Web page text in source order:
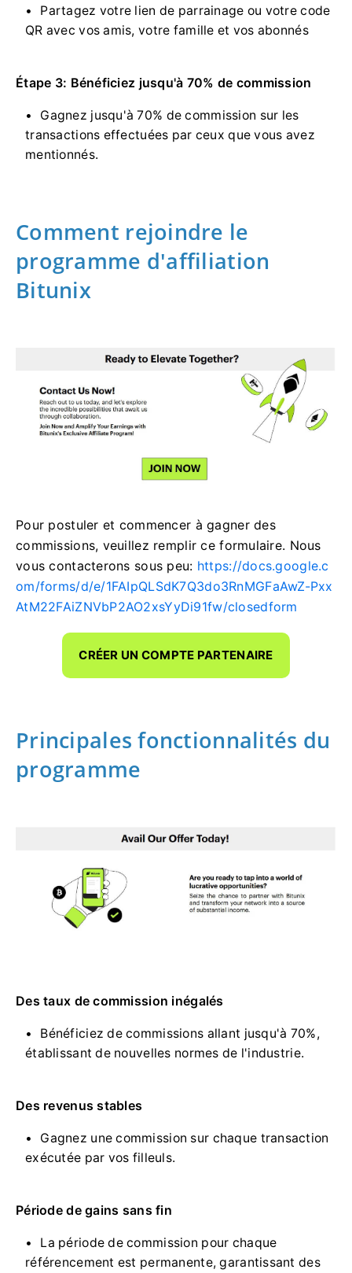
Partagez votre lien de parrainage ou votre code
QR avec vos amis, votre famille et vos abonnés
Étape 3: Bénéficiez jusqu'à 70% de commission
Gagnez jusqu'à 70% de commission sur les
transactions effectuées par ceux que vous avez
mentionnés.
Comment rejoindre le
programme d'affiliation
Bitunix
Pour postuler et commencer à gagner des
commissions, veuillez remplir ce formulaire. Nous
vous contacterons sous peu: https://docs.google.c
om/forms/d/e/1FAIpQLSdK7Q3do3RnMGFaAwZ-Pxx
AtM22FAiZNVbP2AO2xsYyDi91fw/closedform
CRÉER UN COMPTE PARTENAIRE
Principales fonctionnalités du
programme
Des taux de commission inégalés
Bénéficiez de commissions allant jusqu'à 70%,
établissant de nouvelles normes de l'industrie.
Des revenus stables
Gagnez une commission sur chaque transaction
exécutée par vos filleuls.
Période de gains sans fin
La période de commission pour chaque
référencement est permanente, garantissant des